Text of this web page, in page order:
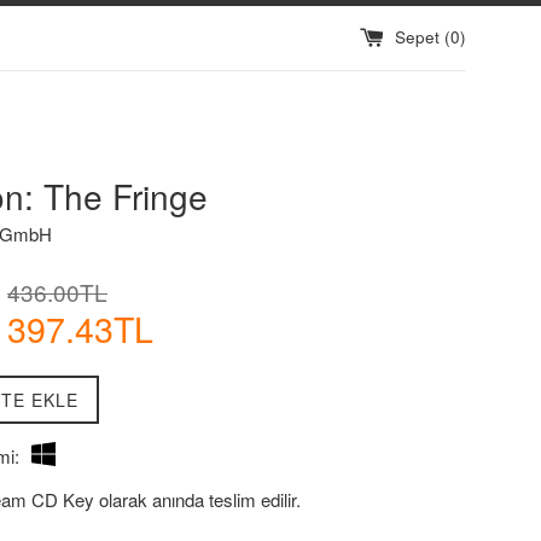
Sepet (0)
The Fringe
Fiyatı
397.43TL
436.00TL
EKLE
CD Key olarak anında teslim edilir.